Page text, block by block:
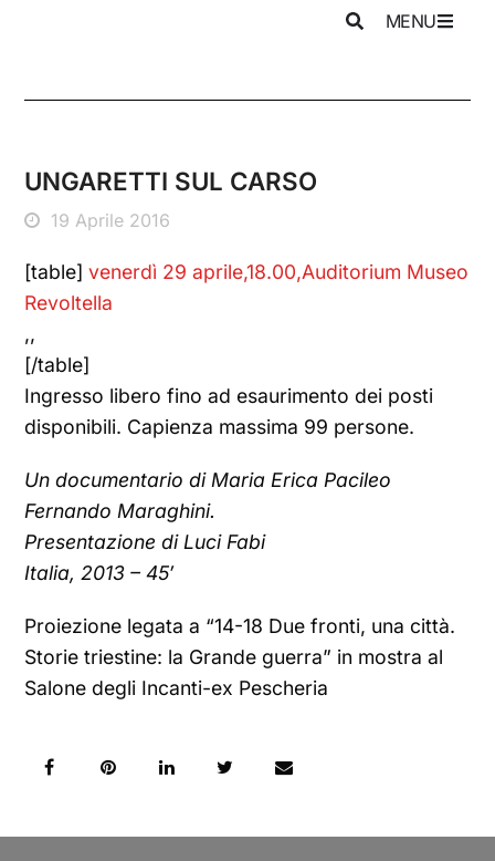
MENU
UNGARETTI SUL CARSO
19 Aprile 2016
[table]venerdì 29 aprile,18.00,Auditorium Museo
Revoltella
,,
[/table]
Ingresso libero fino ad esaurimento dei posti
disponibili. Capienza massima 99 persone.
Un documentario di Maria Erica Pacileo
Fernando Maraghini.
Presentazione di Luci Fabi
Italia, 2013 – 45′
Proiezione legata a “14-18 Due fronti, una città.
Storie triestine: la Grande guerra” in mostra al
Salone degli Incanti-ex Pescheria